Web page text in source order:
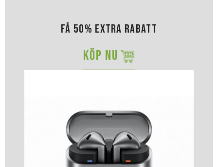
FÅ 50% EXTRA RABATT
KÖP NU